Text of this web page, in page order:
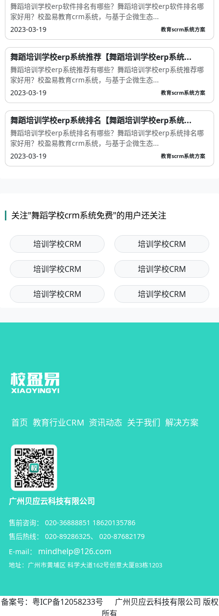
舞蹈培训学校erp软件排名有哪些？舞蹈培训学校erp软件排名哪
家好用？校盈易教育crm系统，与基于企微生态...
2023-03-19
教育scrm系统方案
舞蹈培训学校erp系统推荐【舞蹈培训学校erp系统...
舞蹈培训学校erp系统推荐有哪些？舞蹈培训学校erp系统推荐哪
家好用？校盈易教育crm系统，与基于企微生态...
2023-03-19
教育scrm系统方案
舞蹈培训学校erp系统排名【舞蹈培训学校erp系统...
舞蹈培训学校erp系统排名有哪些？舞蹈培训学校erp系统排名哪
家好用？校盈易教育crm系统，与基于企微生态...
2023-03-19
教育scrm系统方案
关注"舞蹈学校crm系统免费"的用户还关注
培训学校CRM 培训学校CRM
培训学校CRM 培训学校CRM
培训学校CRM 培训学校CRM
首页 教育行业CRM 资讯动态 关于我们 解决方案
广州贝应云科技有限公司
售前咨询： 020-36888851 18620135786
售后热线：
020-89286325、 020-87682179
E-mail：
mindhelp@126.com
地址：广州市黄埔区 科学大道162号创意大厦B3栋1203
备案号： 粤ICP备12058233号 广州贝应云科技有限公司 版权
所有